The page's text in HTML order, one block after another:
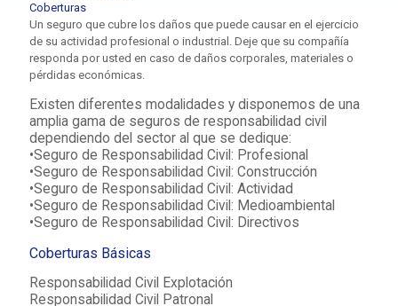
Coberturas
Un seguro que cubre los daños que puede causar en el ejercicio
de su actividad profesional o industrial. Deje que su compañía
responda por usted en caso de daños corporales, materiales o
pérdidas económicas.
Existen diferentes modalidades y disponemos de una
amplia gama de seguros de responsabilidad civil
dependiendo del sector al que se dedique:
•Seguro de Responsabilidad Civil: Profesional
•Seguro de Responsabilidad Civil: Construcción
•Seguro de Responsabilidad Civil: Actividad
•Seguro de Responsabilidad Civil: Medioambiental
•Seguro de Responsabilidad Civil: Directivos
Coberturas Básicas
Responsabilidad Civil Explotación
Responsabilidad Civil Patronal